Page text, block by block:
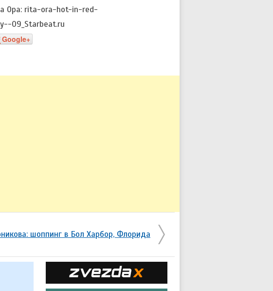
Google+
шоппинг в Бол Харбор, Флорида